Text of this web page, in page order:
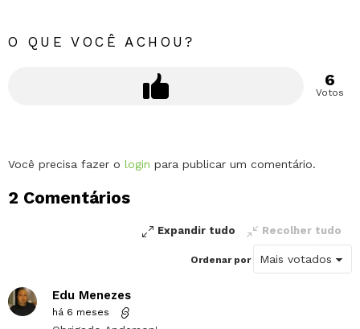
O QUE VOCÊ ACHOU?
6
Votos
Deixe
comentário
Você precisa fazer o login para publicar um comentário.
2 Comentários
Expandir tudo Recolher tudo
Ordenar por
Edu Menezes
há 6 meses